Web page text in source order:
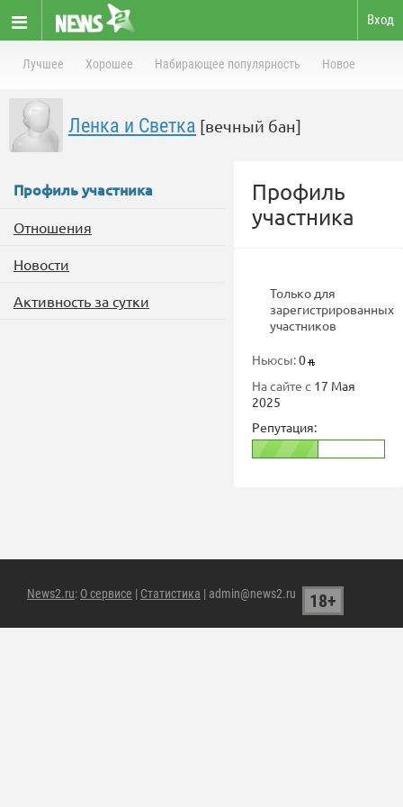
Вход
Лучшее Хорошее Набирающее популярность Новое
Ленка и Светка [вечный бан]
Профиль участника
Отношения
Новости
Активность за сутки
Профиль
участника
Только для
зарегистрированных
участников
Ньюсы:0
На сайте с 17 Мая
2025
Репутация:
News2.ru: О сервисе | Статистика | admin@news2.ru 18+